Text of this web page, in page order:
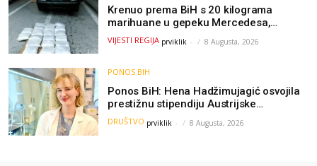
Krenuo prema BiH s 20 kilograma
marihuane u gepeku Mercedesa,
policija ga uhapsila na granici
VIJESTI REGIJA prviklik - 8 Augusta, 2026
PONOS BIH
Ponos BiH: Hena Hadžimujagić osvojila
prestižnu stipendiju Austrijske
akademije nauka, njeno istraživanje
moglo bi pomoći djeci širom svijeta
DRUŠTVO prviklik - 8 Augusta, 2026